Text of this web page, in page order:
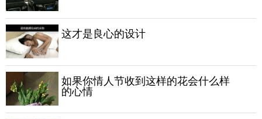
这才是良心的设计
如果你情人节收到这样的花会什么样
的心情